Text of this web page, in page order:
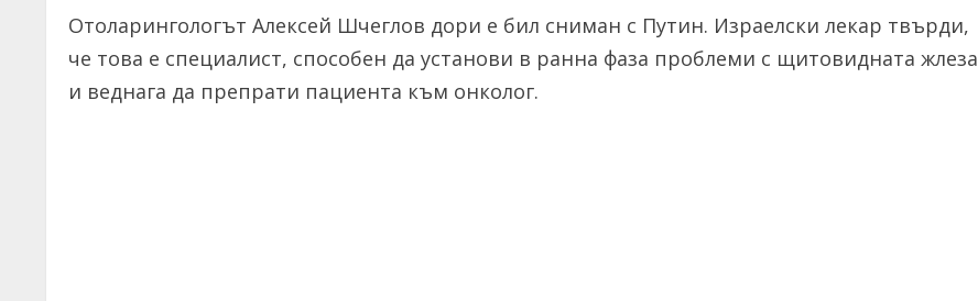
Отоларингологът Алексей Шчеглов дори е бил сниман с Путин. Израелски лекар твърди,
че това е специалист, способен да установи в ранна фаза проблеми с щитовидната жлеза
и веднага да препрати пациента към онколог.